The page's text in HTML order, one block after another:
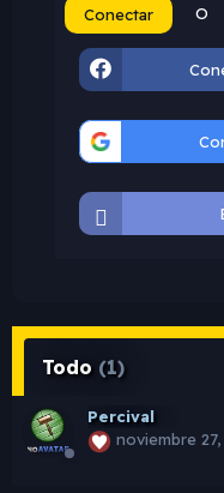
Conectar
O
Todo (1)
Percival
noviembre 27,